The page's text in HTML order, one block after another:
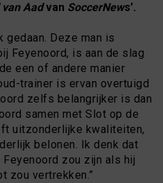
van Aadvan SoccerNews’.
Deze man is
Feyenoord, is aan de slag
een of andere manier
trainer is ervan overtuigd
zelfs belangrijker is dan
samen met Slot op de
uitzonderlijke kwaliteiten,
belonen. Ik denk dat
zou zijn als hij
zou vertrekken.”